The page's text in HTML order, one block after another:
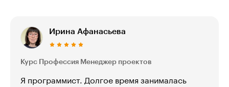
Ирина Афанасьева
Курс Профессия Менеджер проектов
Я программист. Долгое время занималась